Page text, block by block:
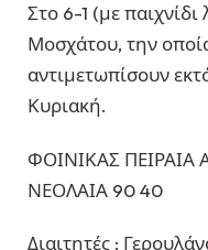
Στο 6-1 (με παιχνίδι
Μοσχάτου, την
αντιμετωπίσουν
Κυριακή.
ΦΟΙΝΙΚΑΣ
ΝΕΟΛΑΙΑ 90 40
Διαιτητές :